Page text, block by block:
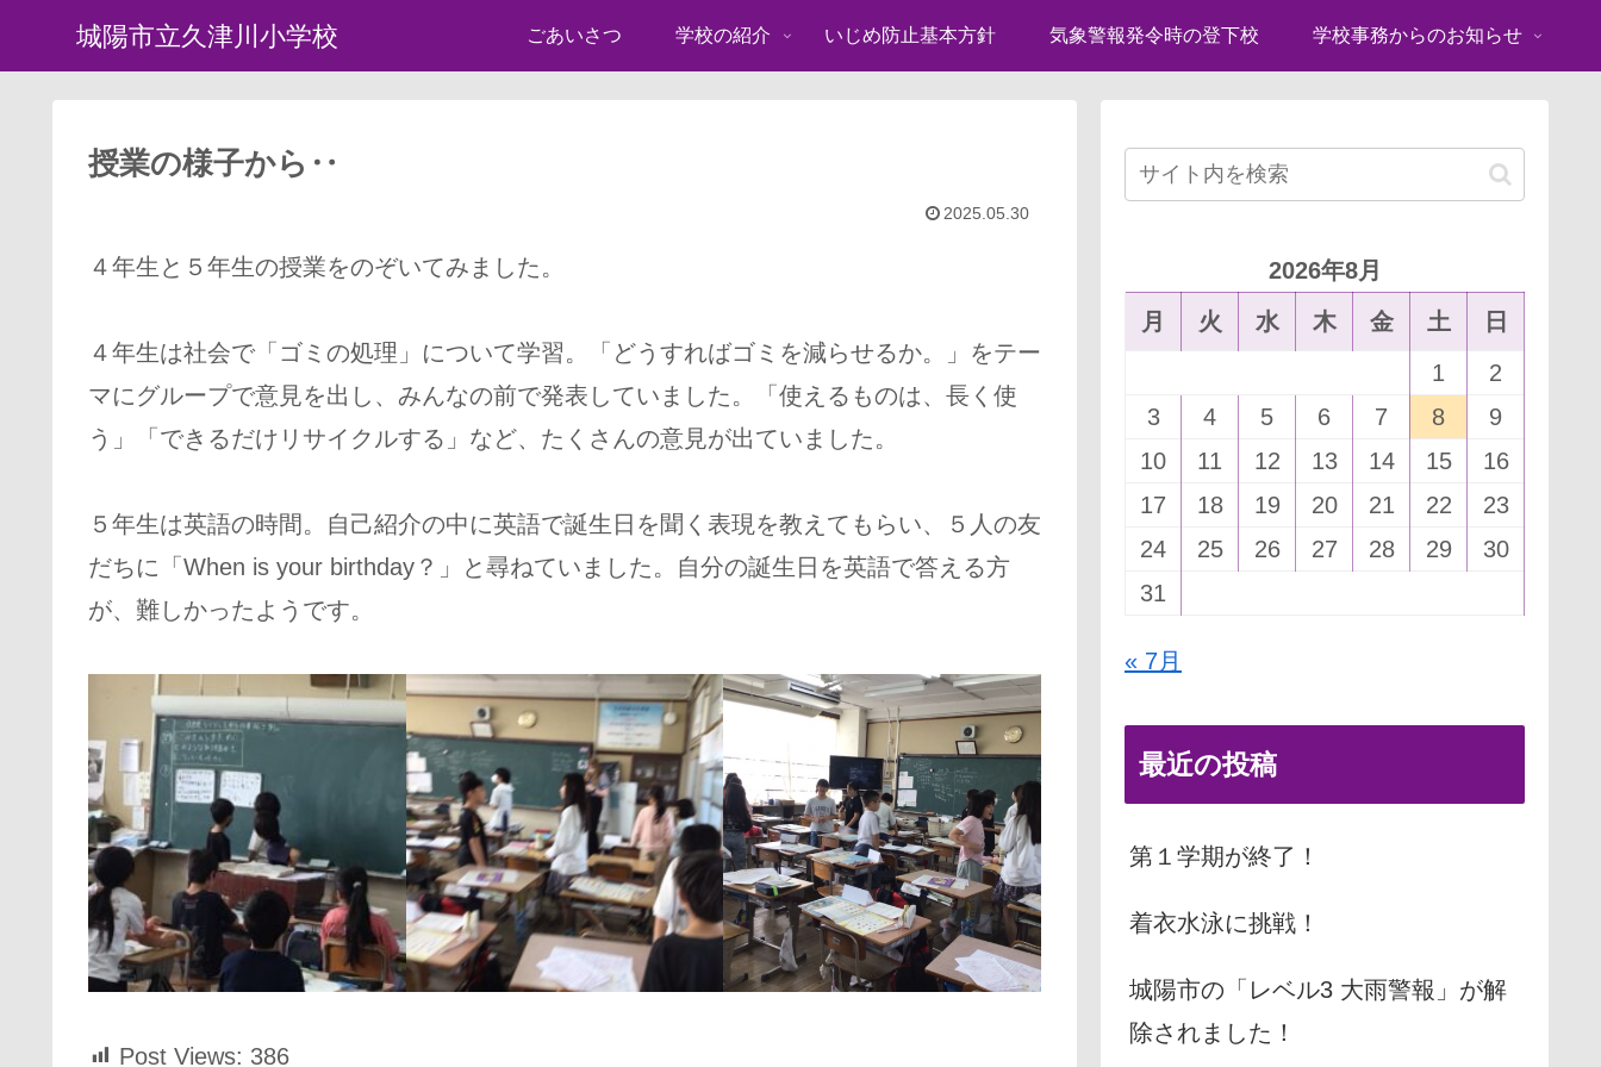
城陽市立久津川小学校 ごあいさつ 学校の紹介 いじめ防止基本方針 気象警報発令時の登下校 学校事務からのお知らせ
授業の様子から‥
2025.05.30
４年生と５年生の授業をのぞいてみました。
４年生は社会で「ゴミの処理」について学習。「どうすればゴミを減らせるか。」をテー
マにグループで意見を出し、みんなの前で発表していました。「使えるものは、長く使
う」「できるだけリサイクルする」など、たくさんの意見が出ていました。
５年生は英語の時間。自己紹介の中に英語で誕生日を聞く表現を教えてもらい、５人の友
だちに「When is your birthday？」と尋ねていました。自分の誕生日を英語で答える方
が、難しかったようです。
Post Views: 386
2026年8月
月
火 水 木 金 土
日
1
2
3
4 5 6 7 8
9
10
11 12 13 14 15
16
17
18 19 20 21 22
23
24
25 26 27 28 29
30
31
« 7月
最近の投稿
第１学期が終了！
着衣水泳に挑戦！
城陽市の「レベル3 大雨警報」が解
除されました！